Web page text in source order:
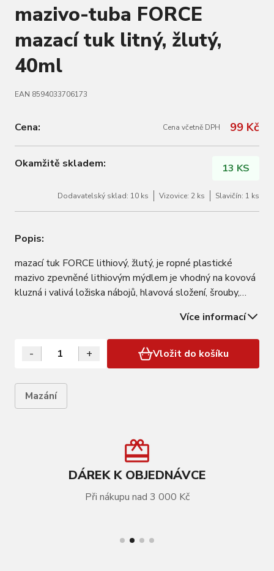
mazivo-tuba FORCE
mazací tuk litný, žlutý,
40ml
EAN 8594033706173
Cena: Cena včetně DPH 99 Kč
Okamžitě skladem: 13 KS
Dodavatelský sklad: 10 ks Vizovice: 2 ks Slavičín: 1 ks
Popis:
mazací tuk FORCE lithiový, žlutý, je ropné plastické
mazivo zpevněné lithiovým mýdlem je vhodný na kovová
kluzná i valivá ložiska nábojů, hlavová složení, šrouby,
oxidaci a rezivění vyznačuje se dobrou odolností proti
vodě a přilnavostí má…
Více informací
- + Vložit do košíku
Mazání
DÁREK K OBJEDNÁVCE
Při nákupu nad 3 000 Kč